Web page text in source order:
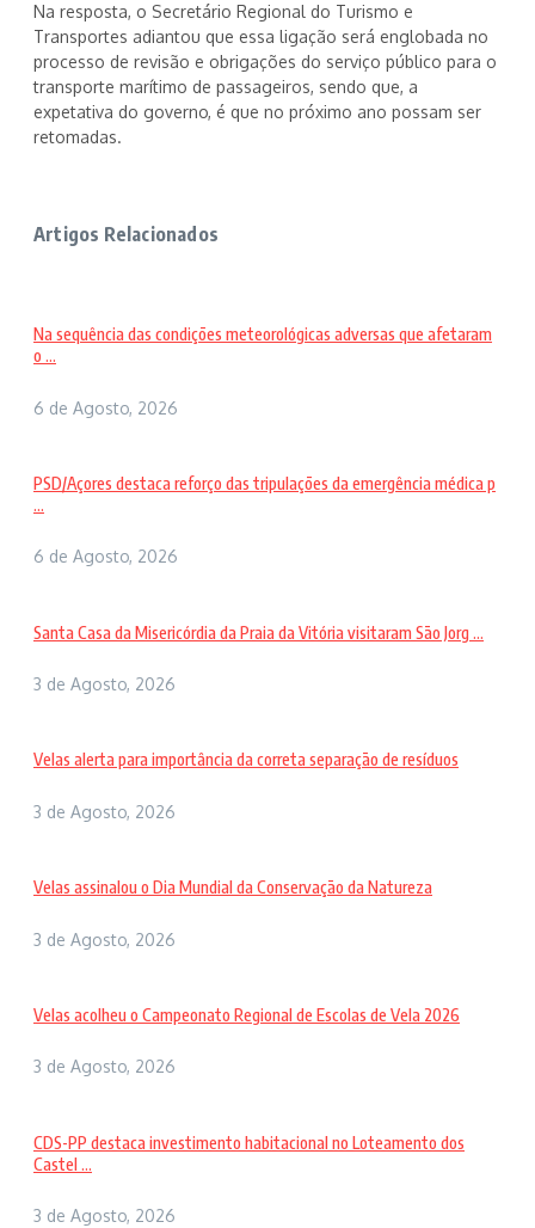
Na resposta, o Secretário Regional do Turismo e
Transportes adiantou que essa ligação será englobada no
processo de revisão e obrigações do serviço público para o
transporte marítimo de passageiros, sendo que, a
expetativa do governo, é que no próximo ano possam ser
retomadas.
Artigos Relacionados
Na sequência das condições meteorológicas adversas que afetaram
o ...
6 de Agosto, 2026
PSD/Açores destaca reforço das tripulações da emergência médica p
...
6 de Agosto, 2026
Santa Casa da Misericórdia da Praia da Vitória visitaram São Jorg ...
3 de Agosto, 2026
Velas alerta para importância da correta separação de resíduos
3 de Agosto, 2026
Velas assinalou o Dia Mundial da Conservação da Natureza
3 de Agosto, 2026
Velas acolheu o Campeonato Regional de Escolas de Vela 2026
3 de Agosto, 2026
CDS-PP destaca investimento habitacional no Loteamento dos
Castel ...
3 de Agosto, 2026